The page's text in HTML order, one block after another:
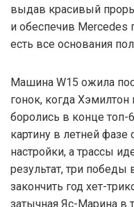
выдав красивый
и обеспечив
есть все основания
Машина W15 ожила
гонок, когда
боролись в конце
картину в летней фазе
настройки, а трассы
результат, три победы
закончить год хет-
затычная Яс-Марина в